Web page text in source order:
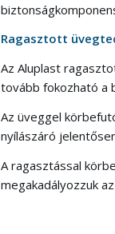
Ragasztott
Az Aluplast
tovább fokozható a
Az üveggel
nyílászáró
A ragasztással
megakadályozzuk